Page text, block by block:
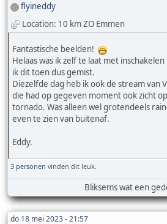
flyineddy
Location: 10 km ZO Emmen
Fantastische beelden!
Helaas was ik zelf te laat met
ik dit toen dus gemist.
Diezelfde dag heb ik ook de stream van
die had op gegeven moment ook zicht
tornado. Was alleen wel grotendeels
even te zien van buitenaf.
Eddy.
3 personen vinden dit leuk.
Bliksems wat een
do 18 mei 2023 - 21:57